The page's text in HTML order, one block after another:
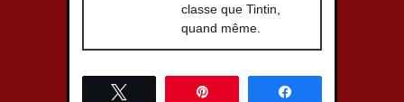
classe que Tintin,
quand même.